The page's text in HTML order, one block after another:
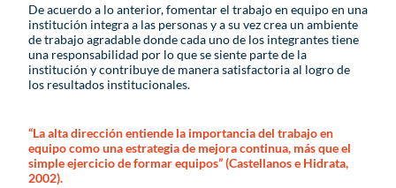
De acuerdo a lo anterior, fomentar el trabajo en equipo en una
institución integra a las personas y a su vez crea un ambiente
de trabajo agradable donde cada uno de los integrantes tiene
una responsabilidad por lo que se siente parte de la
institución y contribuye de manera satisfactoria al logro de
los resultados institucionales.
“La alta dirección entiende la importancia del trabajo en
equipo como una estrategia de mejora continua, más que el
simple ejercicio de formar equipos” (Castellanos e Hidrata,
2002).